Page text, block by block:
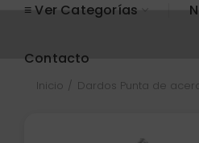
≡ Ver Categorías
Contacto
Inicio Dardos Punta de